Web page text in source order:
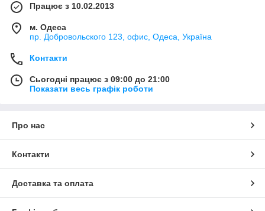
Працює з 10.02.2013
м. Одеса
пр. Добровольского 123, офис, Одеса, Україна
Контакти
Сьогодні працює з 09:00 до 21:00
Показати весь графік роботи
Про нас
Контакти
Доставка та оплата